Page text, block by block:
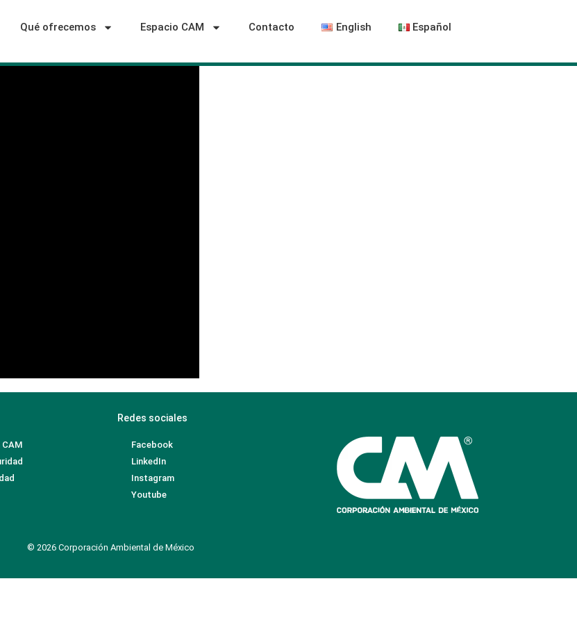
Qué ofrecemos Espacio CAM Contacto English Español
Redes sociales
Facebook
LinkedIn
Instagram
Youtube
© 2026 Corporación Ambiental de México